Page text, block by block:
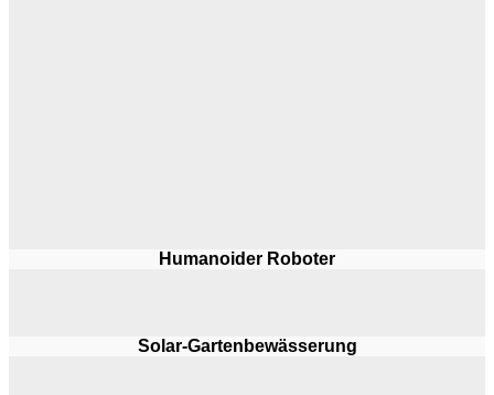
Humanoider Roboter
Solar-Gartenbewässerung